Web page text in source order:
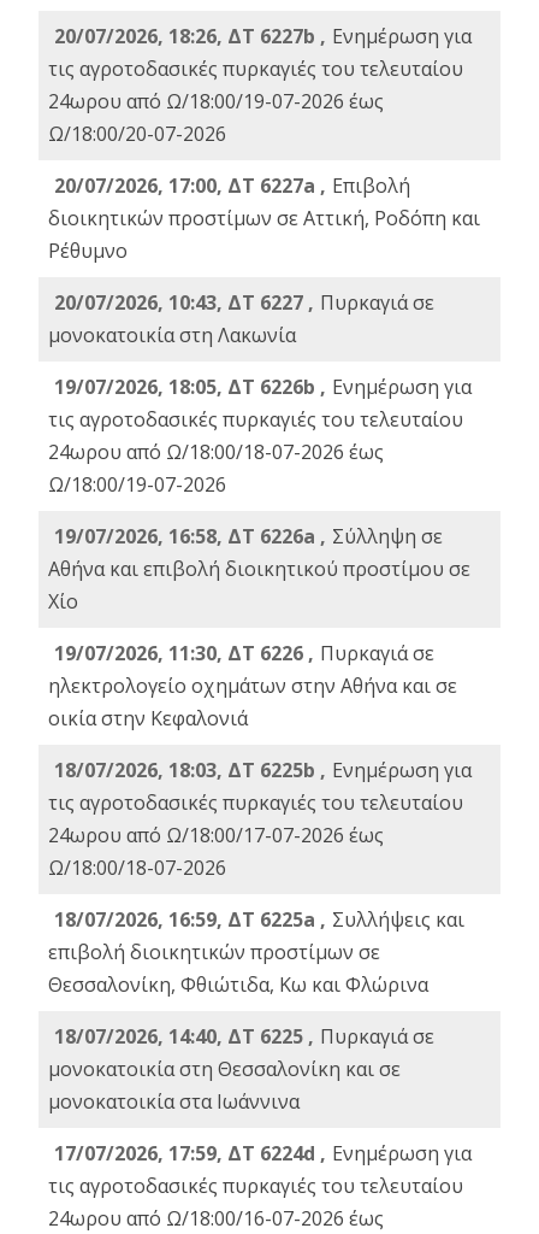
20/07/2026, 18:26, ΔΤ 6227b , Ενημέρωση για
τις αγροτοδασικές πυρκαγιές του τελευταίου
24ωρου από Ω/18:00/19-07-2026 έως
Ω/18:00/20-07-2026
20/07/2026, 17:00, ΔΤ 6227a , Επιβολή
διοικητικών προστίμων σε Αττική, Ροδόπη και
Ρέθυμνο
20/07/2026, 10:43, ΔΤ 6227 , Πυρκαγιά σε
μονοκατοικία στη Λακωνία
19/07/2026, 18:05, ΔΤ 6226b , Ενημέρωση για
τις αγροτοδασικές πυρκαγιές του τελευταίου
24ωρου από Ω/18:00/18-07-2026 έως
Ω/18:00/19-07-2026
19/07/2026, 16:58, ΔΤ 6226a , Σύλληψη σε
Αθήνα και επιβολή διοικητικού προστίμου σε
Χίο
19/07/2026, 11:30, ΔΤ 6226 , Πυρκαγιά σε
ηλεκτρολογείο οχημάτων στην Αθήνα και σε
οικία στην Κεφαλονιά
18/07/2026, 18:03, ΔΤ 6225b , Ενημέρωση για
τις αγροτοδασικές πυρκαγιές του τελευταίου
24ωρου από Ω/18:00/17-07-2026 έως
Ω/18:00/18-07-2026
18/07/2026, 16:59, ΔT 6225a , Συλλήψεις και
επιβολή διοικητικών προστίμων σε
Θεσσαλονίκη, Φθιώτιδα, Κω και Φλώρινα
18/07/2026, 14:40, ΔΤ 6225 , Πυρκαγιά σε
μονοκατοικία στη Θεσσαλονίκη και σε
μονοκατοικία στα Ιωάννινα
17/07/2026, 17:59, ΔΤ 6224d , Ενημέρωση για
τις αγροτοδασικές πυρκαγιές του τελευταίου
24ωρου από Ω/18:00/16-07-2026 έως